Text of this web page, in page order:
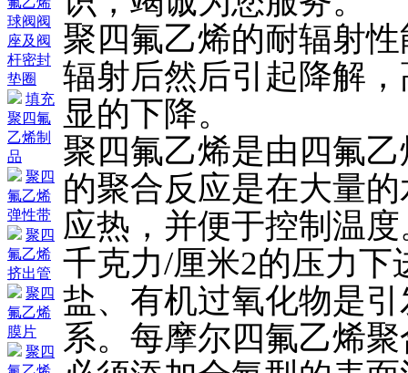
球阀阀
座及阀
杆密封
垫圈
填充
聚四氟
乙烯制
品
聚四
氟乙烯
弹性带
聚四
氟乙烯
挤出管
聚四
氟乙烯
膜片
聚四
聚四氟乙烯的耐辐射
辐射后然后引起降解
显的下降。
聚四氟乙烯是由四氟
的聚合反应是在大量
应热，并便于控制温
千克力/厘米2的压力
盐、有机过氧化物是
系。每摩尔四氟乙烯